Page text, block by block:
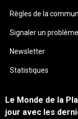
Règles de la
Signaler un problème
Newsletter
Statistiques
Le Monde de la
jour avec les